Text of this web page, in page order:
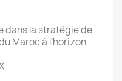
dans la stratégie de
Maroc à l’horizon